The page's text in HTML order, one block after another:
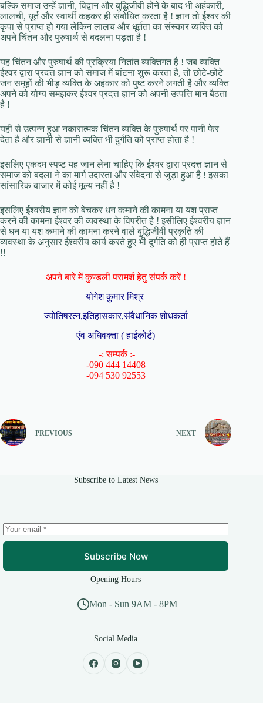
बल्कि समाज उन्हें ज्ञानी, विद्वान और बुद्धिजीवी होने के बाद भी अहंकारी,
लालची, धूर्त और स्वार्थी कहकर ही संबोधित करता है ! ज्ञान तो ईश्वर की
कृपा से प्राप्त हो गया लेकिन लालच और धूर्तता का संस्कार व्यक्ति को
अपने चिंतन और पुरुषार्थ से बदलना पड़ता है !
यह चिंतन और पुरुषार्थ की प्रक्रिया नितांत व्यक्तिगत है ! जब व्यक्ति
ईश्वर द्वारा प्रदत्त ज्ञान को समाज में बांटना शुरू करता है, तो छोटे-छोटे
जन समूहों की भीड़ व्यक्ति के अहंकार को पुष्ट करने लगती है और व्यक्ति
अपने को योग्य समझकर ईश्वर प्रदत्त ज्ञान को अपनी उत्पत्ति मान बैठता
है !
यहीं से उत्पन्न हुआ नकारात्मक चिंतन व्यक्ति के पुरुषार्थ पर पानी फेर
देता है और ज्ञानी से ज्ञानी व्यक्ति भी दुर्गति को प्राप्त होता है !
इसलिए एकदम स्पष्ट यह जान लेना चाहिए कि ईश्वर द्वारा प्रदत्त ज्ञान से
समाज को बदला ने का मार्ग उदारता और संवेदना से जुड़ा हुआ है ! इसका
सांसारिक बाजार में कोई मूल्य नहीं है !
इसलिए ईश्वरीय ज्ञान को बेचकर धन कमाने की कामना या यश प्राप्त
करने की कामना ईश्वर की व्यवस्था के विपरीत है ! इसीलिए ईश्वरीय ज्ञान
से धन या यश कमाने की कामना करने वाले बुद्धिजीवी प्रकृति की
व्यवस्था के अनुसार ईश्वरीय कार्य करते हुए भी दुर्गति को ही प्राप्त होते हैं
!!
अपने बारे में कुण्डली परामर्श हेतु संपर्क करें !
योगेश कुमार मिश्र
ज्योतिषरत्न,इतिहासकार,संवैधानिक शोधकर्ता
एंव अधिवक्ता ( हाईकोर्ट)
-: सम्पर्क :-
-090 444 14408
-094 530 92553
PREVIOUS NEXT
Subscribe to Latest News
Subscribe Now
Opening Hours
Mon - Sun 9AM - 8PM
Social Media